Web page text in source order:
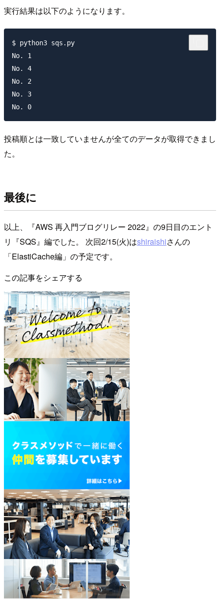
実行結果は以下のようになります。
$ python3 sqs.py
No. 1
No. 4
No. 2
No. 3
投稿順とは一致していませんが全てのデータが取得できまし
た。
最後に
以上、『AWS 再入門ブログリレー 2022』の9日目のエント
リ『SQS』編でした。 次回2/15(火)はshiraishiさんの
「ElastiCache編」の予定です。
この記事をシェアする